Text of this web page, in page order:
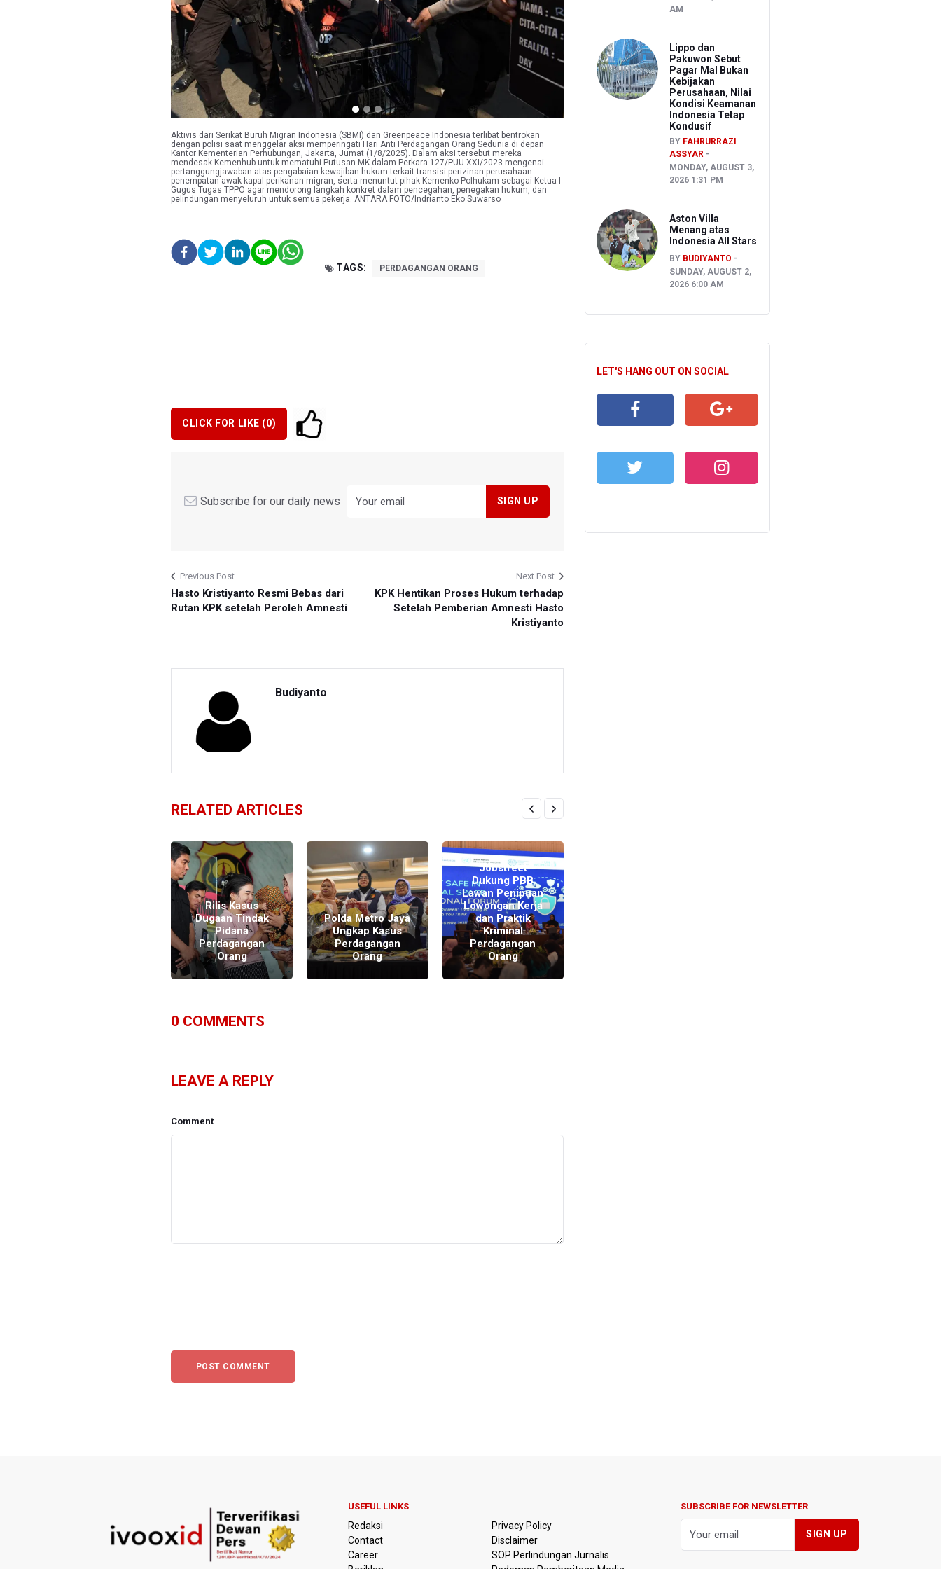
Aktivis dari Serikat Buruh Migran Indonesia (SBMI) dan Greenpeace Indonesia terlibat bentrokan
dengan polisi saat menggelar aksi memperingati Hari Anti Perdagangan Orang Sedunia di depan
Kantor Kementerian Perhubungan, Jakarta, Jumat (1/8/2025). Dalam aksi tersebut mereka
mendesak Kemenhub untuk mematuhi Putusan MK dalam Perkara 127/PUU-XXI/2023 mengenai
pertanggungjawaban atas pengabaian kewajiban hukum terkait transisi perizinan perusahaan
penempatan awak kapal perikanan migran, serta menuntut pihak Kemenko Polhukam sebagai Ketua I
Gugus Tugas TPPO agar mendorong langkah konkret dalam pencegahan, penegakan hukum, dan
pelindungan menyeluruh untuk semua pekerja. ANTARA FOTO/Indrianto Eko Suwarso
TAGS: PERDAGANGAN ORANG
CLICK FOR LIKE (0)
Subscribe for our daily news
Previous Post
Hasto Kristiyanto Resmi Bebas dari
Rutan KPK setelah Peroleh Amnesti
Next Post
KPK Hentikan Proses Hukum terhadap
Setelah Pemberian Amnesti Hasto
Kristiyanto
Budiyanto
RELATED ARTICLES
Rilis Kasus
Dugaan Tindak
Pidana
Perdagangan
Orang
Polda Metro Jaya
Ungkap Kasus
Perdagangan
Orang
Jobstreet
Dukung PBB
Lawan Penipuan
Lowongan Kerja
dan Praktik
Kriminal
Perdagangan
Orang
0 COMMENTS
LEAVE A REPLY
Comment
AM
Lippo dan
Pakuwon Sebut
Pagar Mal Bukan
Kebijakan
Perusahaan, Nilai
Kondisi Keamanan
Indonesia Tetap
Kondusif
BY FAHRURRAZI
ASSYAR
MONDAY, AUGUST 3,
2026 1:31 PM
Aston Villa
Menang atas
Indonesia All Stars
BY BUDIYANTO
SUNDAY, AUGUST 2,
2026 6:00 AM
LET'S HANG OUT ON SOCIAL
USEFUL LINKS
Redaksi
Contact
Career
Privacy Policy
Disclaimer
SOP Perlindungan Jurnalis
SUBSCRIBE FOR NEWSLETTER